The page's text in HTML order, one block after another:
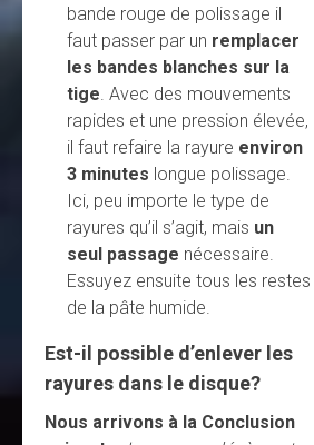
bande rouge de polissage il
faut passer par un remplacer
les bandes blanches sur la
tige. Avec des mouvements
rapides et une pression élevée,
il faut refaire la rayure environ
3 minutes longue polissage.
Ici, peu importe le type de
rayures qu’il s’agit, mais un
seul passage nécessaire.
Essuyez ensuite tous les restes
de la pâte humide.
Est-il possible d’enlever les
rayures dans le disque?
Nous arrivons à la Conclusion